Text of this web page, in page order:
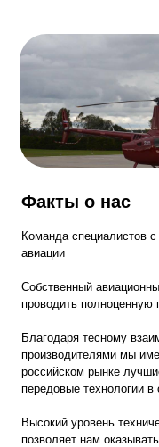
Факты о нас
Команда специалистов
авиации
Собственный
проводить полноценную
Благодаря тесному
производителями мы
российском рынке
передовые технологии
Высокий уровень
позволяет нам